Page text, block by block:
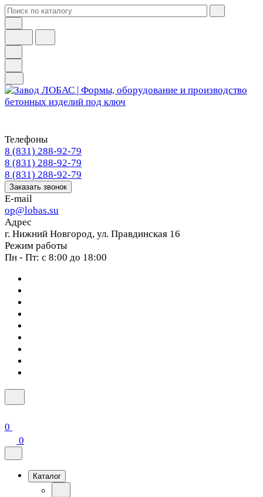
Телефоны
8 (831) 288-92-79
8 (831) 288-92-79
8 (831) 288-92-79
Заказать звонок
E-mail
op@lobas.su
Адрес
г. Нижний Новгород, ул. Правдинская 16
Режим работы
Пн - Пт: с 8:00 до 18:00
0
0
Каталог